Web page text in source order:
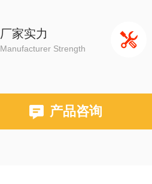
厂家实力
Manufacturer Strength
产品咨询